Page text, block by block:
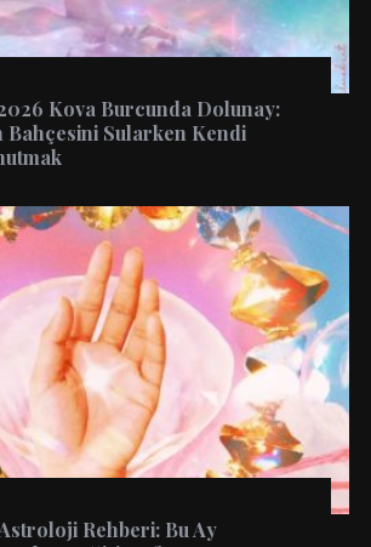
Kova Burcunda Dolunay:
Bahçesini Sularken Kendi
Rehberi: Bu Ay